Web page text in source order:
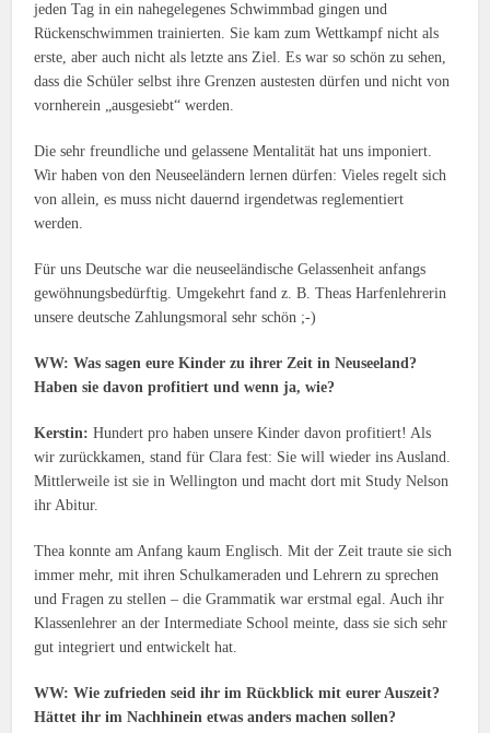
jeden Tag in ein nahegelegenes Schwimmbad gingen und
Rückenschwimmen trainierten. Sie kam zum Wettkampf nicht als
erste, aber auch nicht als letzte ans Ziel. Es war so schön zu sehen,
dass die Schüler selbst ihre Grenzen austesten dürfen und nicht von
vornherein „ausgesiebt“ werden.
Die sehr freundliche und gelassene Mentalität hat uns imponiert.
Wir haben von den Neuseeländern lernen dürfen: Vieles regelt sich
von allein, es muss nicht dauernd irgendetwas reglementiert
werden.
Für uns Deutsche war die neuseeländische Gelassenheit anfangs
gewöhnungsbedürftig. Umgekehrt fand z. B. Theas Harfenlehrerin
unsere deutsche Zahlungsmoral sehr schön ;-)
WW: Was sagen eure Kinder zu ihrer Zeit in Neuseeland?
Haben sie davon profitiert und wenn ja, wie?
Kerstin: Hundert pro haben unsere Kinder davon profitiert! Als
wir zurückkamen, stand für Clara fest: Sie will wieder ins Ausland.
Mittlerweile ist sie in Wellington und macht dort mit Study Nelson
ihr Abitur.
Thea konnte am Anfang kaum Englisch. Mit der Zeit traute sie sich
immer mehr, mit ihren Schulkameraden und Lehrern zu sprechen
und Fragen zu stellen – die Grammatik war erstmal egal. Auch ihr
Klassenlehrer an der Intermediate School meinte, dass sie sich sehr
gut integriert und entwickelt hat.
WW: Wie zufrieden seid ihr im Rückblick mit eurer Auszeit?
Hättet ihr im Nachhinein etwas anders machen sollen?